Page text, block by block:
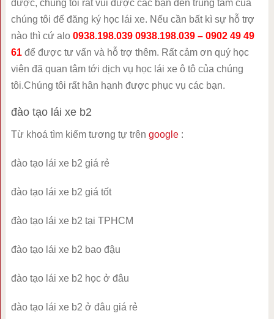
được, chúng tôi rất vui được các bạn đến trung tâm của
chúng tôi để đăng ký học lái xe. Nếu cần bất kì sự hỗ trợ
nào thì cứ alo 0938.198.039 0938.198.039 – 0902 49 49
61để được tư vấn và hỗ trợ thêm. Rất cảm ơn quý học
viên đã quan tâm tới dịch vụ học lái xe ô tô của chúng
tôi.Chúng tôi rất hân hạnh được phục vụ các bạn.
đào tạo lái xe b2
Từ khoá tìm kiếm tương tự trên google:
đào tạo lái xe b2 giá rẻ
đào tạo lái xe b2 giá tốt
đào tạo lái xe b2 tại TPHCM
đào tạo lái xe b2 bao đậu
đào tạo lái xe b2 học ở đâu
đào tạo lái xe b2 ở đâu giá rẻ